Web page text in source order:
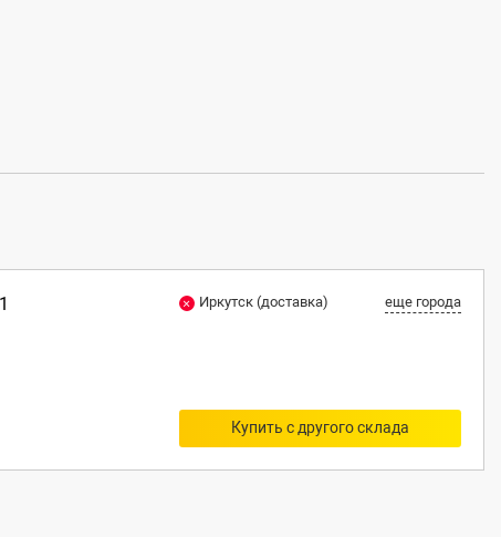
Иркутск (доставка) еще города
Купить с другого склада